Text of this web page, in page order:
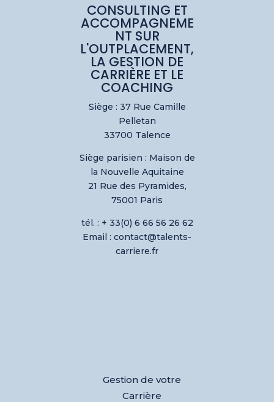
CONSULTING ET
ACCOMPAGNEME
NT SUR
L'OUTPLACEMENT,
LA GESTION DE
CARRIÈRE ET LE
COACHING
Siège : 37 Rue Camille
Pelletan
33700 Talence
Siège parisien : Maison de
la Nouvelle Aquitaine
21 Rue des Pyramides,
75001 Paris
tél. : + 33(0) 6 66 56 26 62
Email : contact@talents-
carriere.fr
Gestion de votre
Carrière